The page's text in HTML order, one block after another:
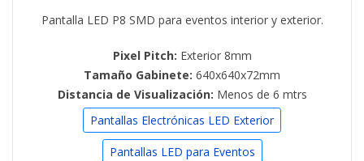
Pantalla LED P8 SMD para eventos interior y exterior.
Pixel Pitch: Exterior 8mm
Tamaño Gabinete: 640x640x72mm
Distancia de Visualización: Menos de 6 mtrs
Pantallas Electrónicas LED Exterior
Pantallas LED para Eventos